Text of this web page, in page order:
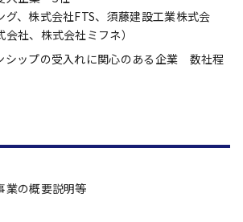
グ、株式会社FTS、須藤建設工業株式会
社、株式会社ミフネ）
シップの受入れに関心のある企業 数社程
業の概要説明等